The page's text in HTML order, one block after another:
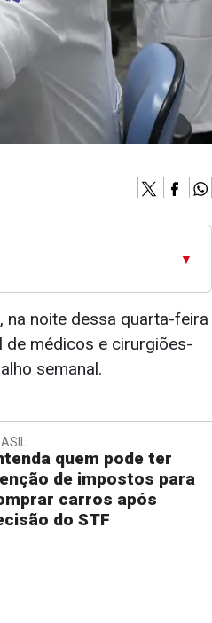
▼
na noite dessa quarta-feira
de médicos e cirurgiões-
semanal.
quem pode ter
de impostos para
carros após
do STF